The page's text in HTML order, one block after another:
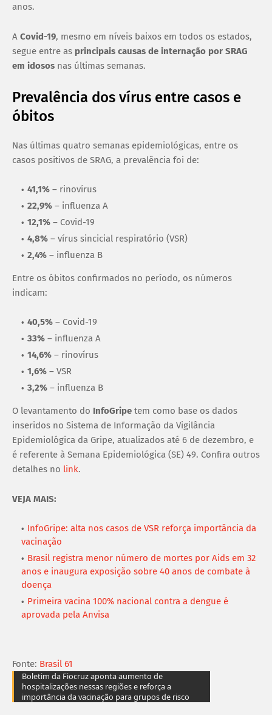
anos.
A Covid-19, mesmo em níveis baixos em todos os estados,
segue entre as principais causas de internação por SRAG
em idosos nas últimas semanas.
Prevalência dos vírus entre casos e
óbitos
Nas últimas quatro semanas epidemiológicas, entre os
casos positivos de SRAG, a prevalência foi de:
41,1% – rinovírus
22,9% – influenza A
12,1% – Covid-19
4,8% – vírus sincicial respiratório (VSR)
2,4% – influenza B
Entre os óbitos confirmados no período, os números
indicam:
40,5% – Covid-19
33% – influenza A
14,6% – rinovírus
1,6% – VSR
3,2% – influenza B
O levantamento do InfoGripe tem como base os dados
inseridos no Sistema de Informação da Vigilância
Epidemiológica da Gripe, atualizados até 6 de dezembro, e
é referente à Semana Epidemiológica (SE) 49. Confira outros
detalhes no link.
VEJA MAIS:
InfoGripe: alta nos casos de VSR reforça importância da
vacinação
Brasil registra menor número de mortes por Aids em 32
anos e inaugura exposição sobre 40 anos de combate à
doença
Primeira vacina 100% nacional contra a dengue é
aprovada pela Anvisa
Fonte: Brasil 61
Boletim da Fiocruz aponta aumento de
hospitalizações nessas regiões e reforça a
importância da vacinação para grupos de risco